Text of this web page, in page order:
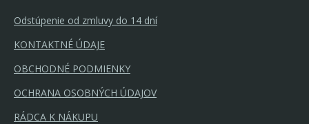
Odstúpenie od zmluvy do 14 dní
KONTAKTNÉ ÚDAJE
OBCHODNÉ PODMIENKY
OCHRANA OSOBNÝCH ÚDAJOV
RÁDCA K NÁKUPU